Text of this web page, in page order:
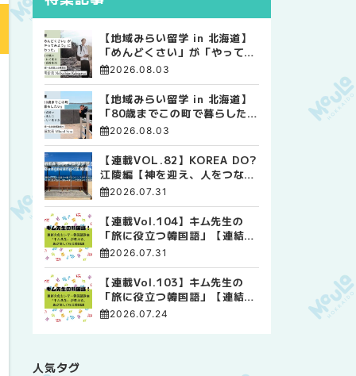
【地域みらい留学 in 北海道】
「めんどくさい」が「やってみ
よう」に変わった。 十勝の風
自由な高校生活
2026.08.03
【地域みらい留学 in 北海道】
「80歳までこの町で暮らした
い」 標津高校で踏み出した、
2026.08.03
【連載VOL.82】KOREA DO?
江陵編【神を迎え、人をつなぐ
時間 ― 江陵端午祭 】
2026.07.31
【連載Vol.104】キム先生の
「旅に役立つ韓国語」【連結語
尾について その4】
2026.07.31
【連載Vol.103】キム先生の
「旅に役立つ韓国語」【連結語
尾について その3】
2026.07.24
人気タグ